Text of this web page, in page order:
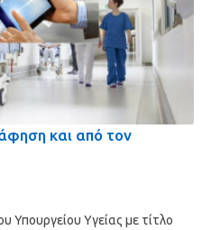
και από τον
Υπουργείου Υγείας με τίτλο